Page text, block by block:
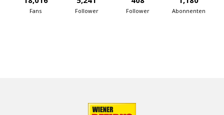
Fans Follower Follower Abonnenten